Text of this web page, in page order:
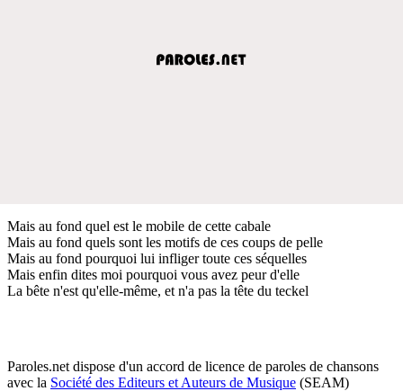
Mais au fond quel est le mobile de cette cabale
Mais au fond quels sont les motifs de ces coups de pelle
Mais au fond pourquoi lui infliger toute ces séquelles
Mais enfin dites moi pourquoi vous avez peur d'elle
La bête n'est qu'elle-même, et n'a pas la tête du teckel
Paroles.net dispose d'un accord de licence de paroles de chansons
avec la Société des Editeurs et Auteurs de Musique (SEAM)